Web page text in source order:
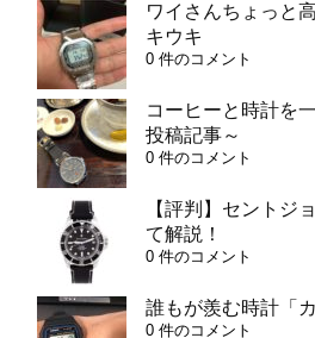
ワイさんちょっと
キウキ
0 件のコメント
コーヒーと時計を
投稿記事～
0 件のコメント
【評判】セントジ
て解説！
0 件のコメント
誰もが羨む時計「
0 件のコメント